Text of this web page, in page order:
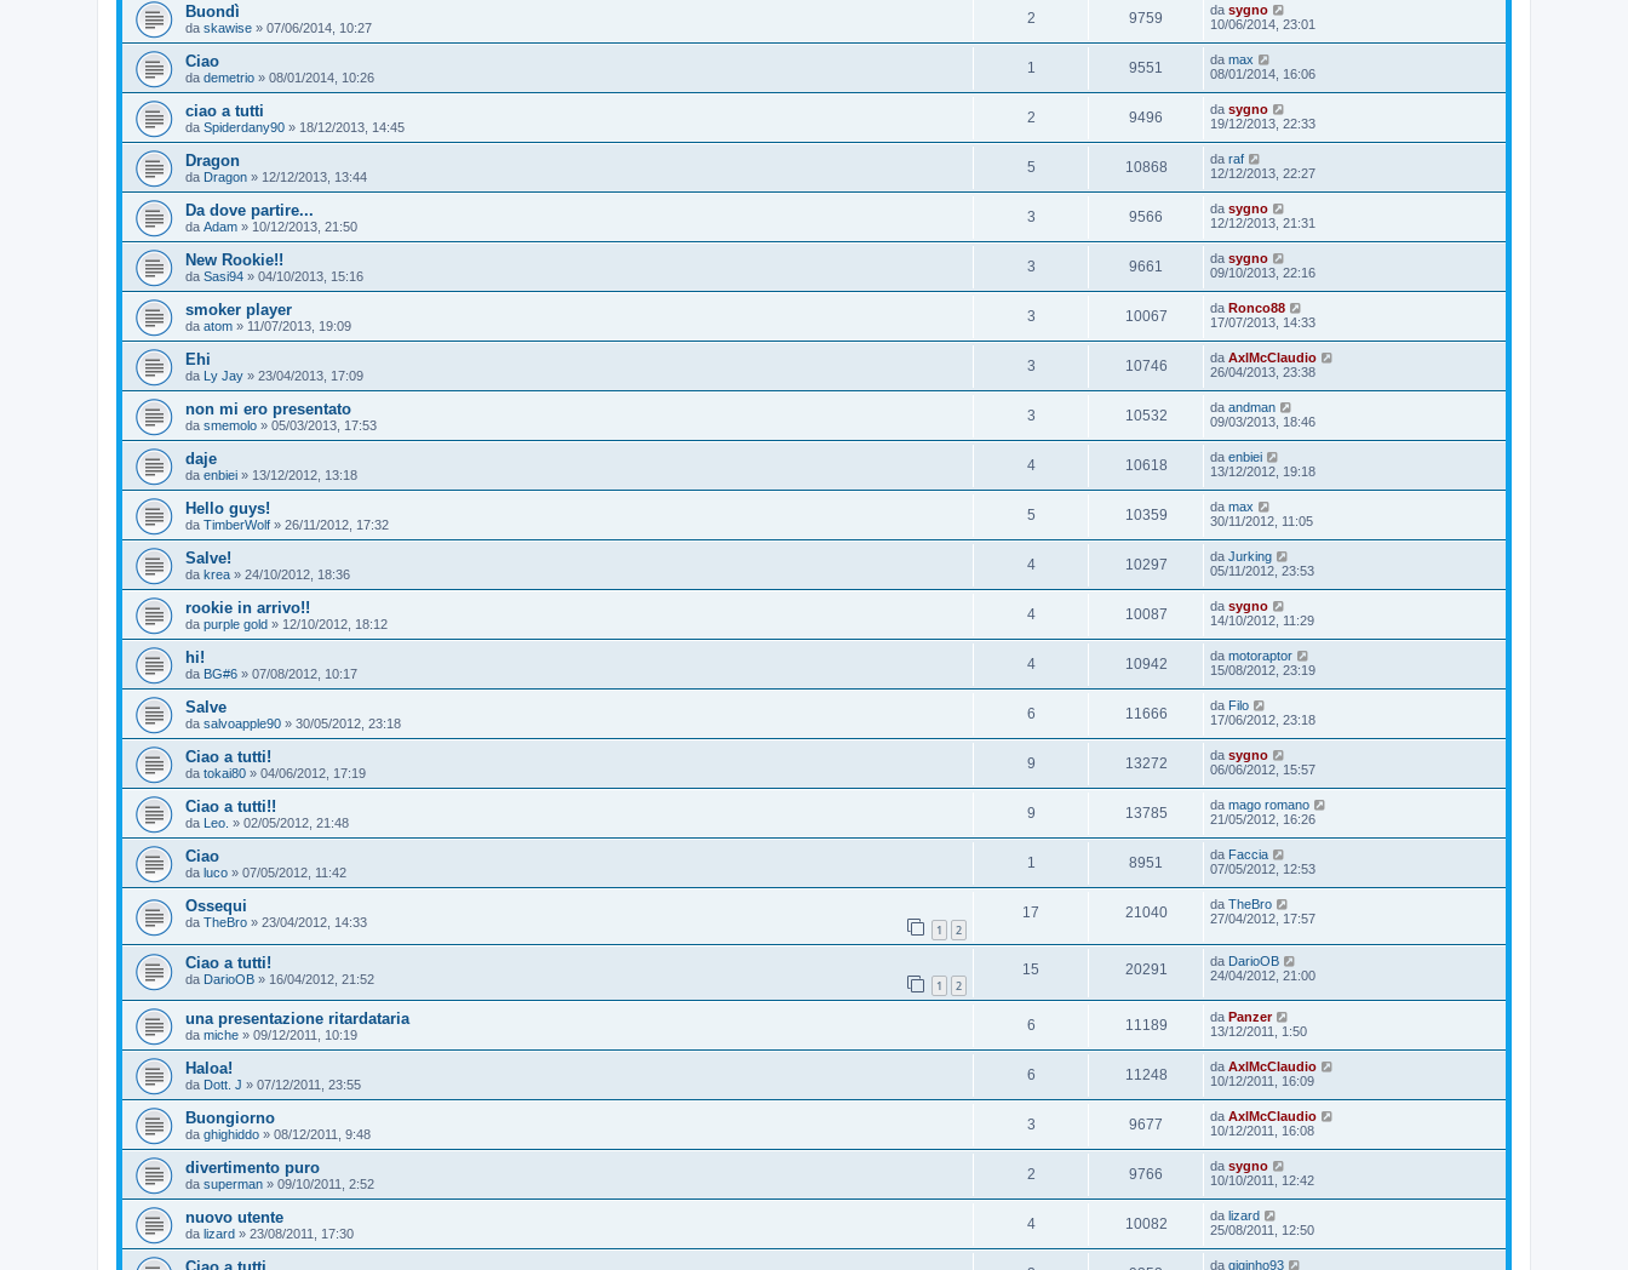
Buondì
da skawise » 07/06/2014, 10:27
2 9759 da sygno
10/06/2014, 23:01
Ciao
da demetrio » 08/01/2014, 10:26
1 9551 da max
08/01/2014, 16:06
ciao a tutti
da Spiderdany90 » 18/12/2013, 14:45
2 9496 da sygno
19/12/2013, 22:33
Dragon
da Dragon » 12/12/2013, 13:44
5 10868 da raf
12/12/2013, 22:27
Da dove partire...
da Adam » 10/12/2013, 21:50
3 9566 da sygno
12/12/2013, 21:31
New Rookie!!
da Sasi94 » 04/10/2013, 15:16
3 9661 da sygno
09/10/2013, 22:16
smoker player
da atom » 11/07/2013, 19:09
3 10067 da Ronco88
17/07/2013, 14:33
Ehi
da Ly Jay » 23/04/2013, 17:09
3 10746 da AxlMcClaudio
26/04/2013, 23:38
non mi ero presentato
da smemolo » 05/03/2013, 17:53
3 10532 da andman
09/03/2013, 18:46
daje
da enbiei » 13/12/2012, 13:18
4 10618 da enbiei
13/12/2012, 19:18
Hello guys!
da TimberWolf » 26/11/2012, 17:32
5 10359 da max
30/11/2012, 11:05
Salve!
da krea » 24/10/2012, 18:36
4 10297 da Jurking
05/11/2012, 23:53
rookie in arrivo!!
da purple gold » 12/10/2012, 18:12
4 10087 da sygno
14/10/2012, 11:29
hi!
da BG#6 » 07/08/2012, 10:17
4 10942 da motoraptor
15/08/2012, 23:19
Salve
da salvoapple90 » 30/05/2012, 23:18
6 11666 da Filo
17/06/2012, 23:18
Ciao a tutti!
da tokai80 » 04/06/2012, 17:19
9 13272 da sygno
06/06/2012, 15:57
Ciao a tutti!!
da Leo. » 02/05/2012, 21:48
9 13785 da mago romano
21/05/2012, 16:26
Ciao
da luco » 07/05/2012, 11:42
1 8951 da Faccia
07/05/2012, 12:53
Ossequi
da TheBro » 23/04/2012, 14:33 1 2
17 21040 da TheBro
27/04/2012, 17:57
Ciao a tutti!
da DarioOB » 16/04/2012, 21:52 1 2
15 20291 da DarioOB
24/04/2012, 21:00
una presentazione ritardataria
da miche » 09/12/2011, 10:19
6 11189 da Panzer
13/12/2011, 1:50
Haloa!
da Dott. J » 07/12/2011, 23:55
6 11248 da AxlMcClaudio
10/12/2011, 16:09
Buongiorno
da ghighiddo » 08/12/2011, 9:48
3 9677 da AxlMcClaudio
10/12/2011, 16:08
divertimento puro
da superman » 09/10/2011, 2:52
2 9766 da sygno
10/10/2011, 12:42
nuovo utente
da lizard » 23/08/2011, 17:30
4 10082 da lizard
25/08/2011, 12:50
da giginho93